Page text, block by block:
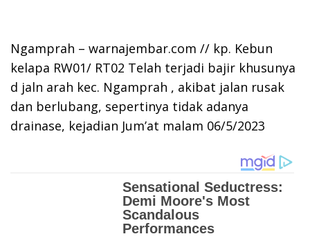
Ngamprah – warnajembar.com // kp. Kebun
kelapa RW01/ RT02 Telah terjadi bajir khusunya
d jaln arah kec. Ngamprah , akibat jalan rusak
dan berlubang, sepertinya tidak adanya
drainase, kejadian Jum’at malam 06/5/2023